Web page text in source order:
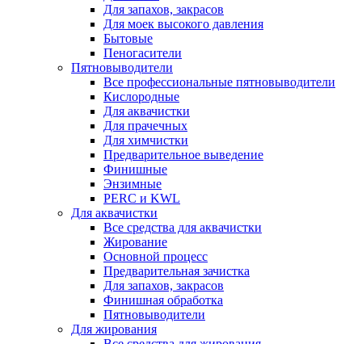
Для запахов, закрасов
Для моек высокого давления
Бытовые
Пеногасители
Пятновыводители
Все профессиональные пятновыводители
Кислородные
Для аквачистки
Для прачечных
Для химчистки
Предварительное выведение
Финишные
Энзимные
PERC и KWL
Для аквачистки
Все средства для аквачистки
Жирование
Основной процесс
Предварительная зачистка
Для запахов, закрасов
Финишная обработка
Пятновыводители
Для жирования